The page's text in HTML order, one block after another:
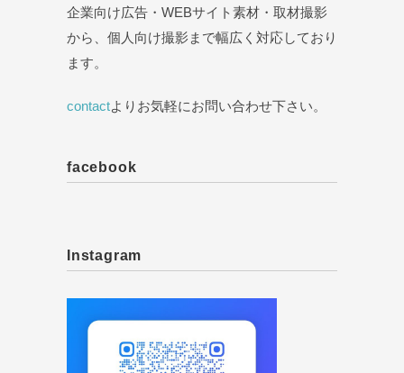
企業向け広告・WEBサイト素材・取材撮影
から、個人向け撮影まで幅広く対応しており
ます。
contactよりお気軽にお問い合わせ下さい。
facebook
Instagram